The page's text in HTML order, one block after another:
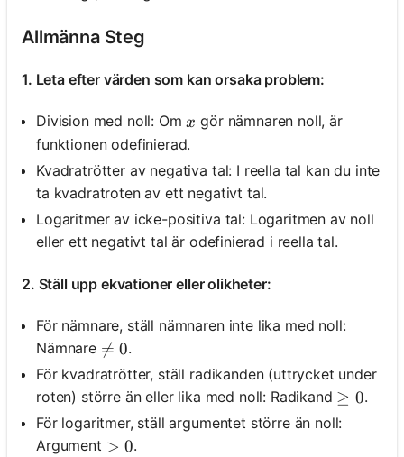
Allmänna Steg
1. Leta efter värden som kan orsaka problem:
Division med noll: Om x
x gör nämnaren noll, är
funktionen odefinierad.
Kvadratrötter av negativa tal: I reella tal kan du inte
ta kvadratroten av ett negativt tal.
Logaritmer av icke-positiva tal: Logaritmen av noll
eller ett negativt tal är odefinierad i reella tal.
2. Ställ upp ekvationer eller olikheter:
För nämnare, ställ nämnaren inte lika med noll:
Nämnare \neq 0

= 0.
För kvadratrötter, ställ radikanden (uttrycket under
roten) större än eller lika med noll: Radikand \geq 0
≥ 0.
För logaritmer, ställ argumentet större än noll:
Argument >0
> 0.